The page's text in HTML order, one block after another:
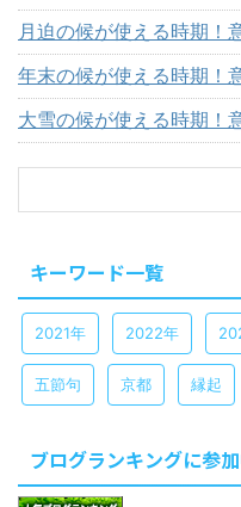
月迫の候が使える時期！
年末の候が使える時期！
大雪の候が使える時期！
キーワード一覧
2021年 2022年
五節句 京都 縁起
ブログランキングに参加